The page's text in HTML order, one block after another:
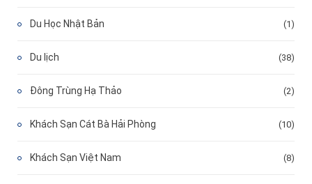
Du Học Nhật Bản (1)
Du lịch (38)
Đông Trùng Hạ Thảo (2)
Khách Sạn Cát Bà Hải Phòng (10)
Khách Sạn Việt Nam (8)